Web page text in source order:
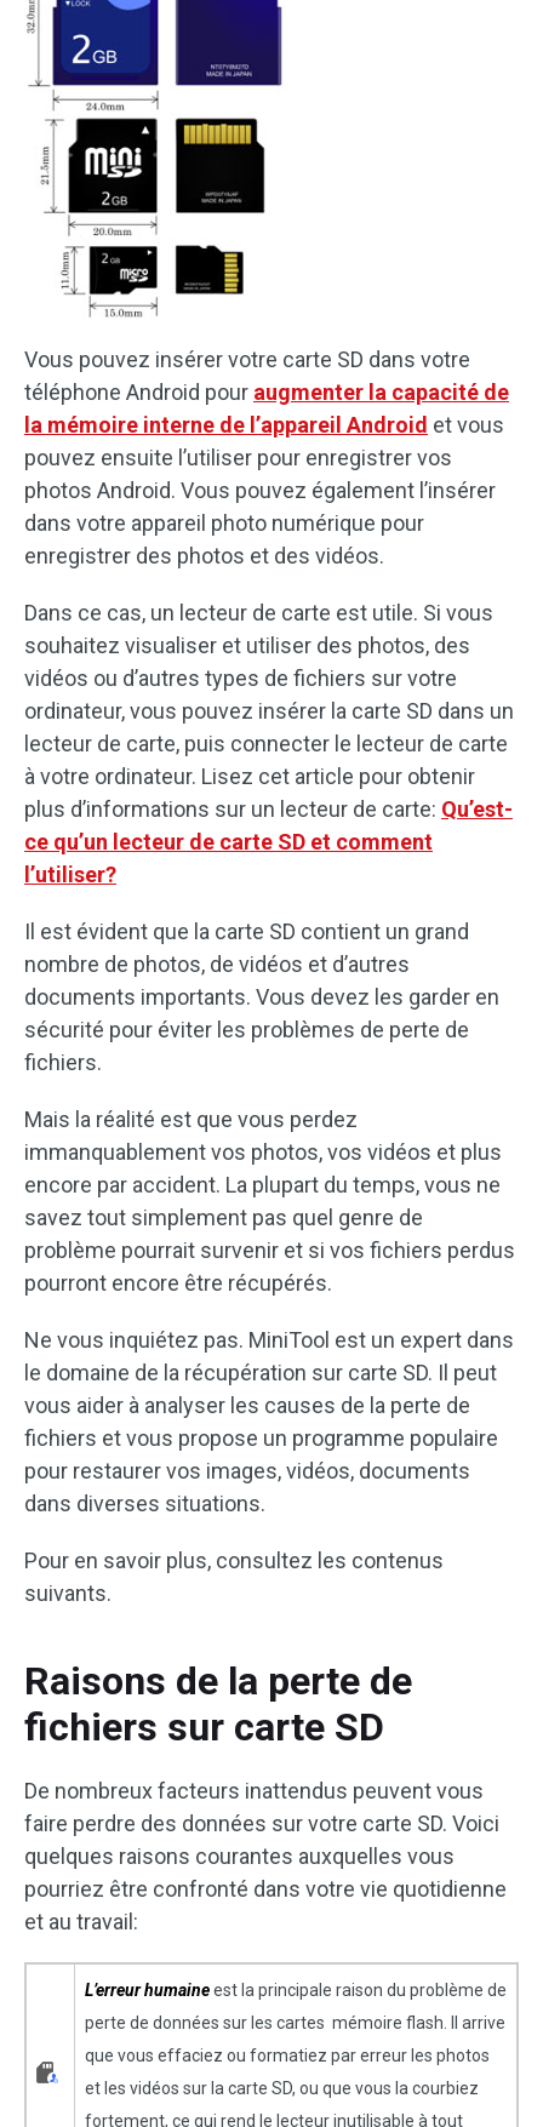
Vous pouvez insérer votre carte SD dans votre
téléphone Android pour augmenter la capacité de
la mémoire interne de l’appareil Android et vous
pouvez ensuite l’utiliser pour enregistrer vos
photos Android. Vous pouvez également l’insérer
dans votre appareil photo numérique pour
enregistrer des photos et des vidéos.
Dans ce cas, un lecteur de carte est utile. Si vous
souhaitez visualiser et utiliser des photos, des
vidéos ou d’autres types de fichiers sur votre
ordinateur, vous pouvez insérer la carte SD dans un
lecteur de carte, puis connecter le lecteur de carte
à votre ordinateur. Lisez cet article pour obtenir
plus d’informations sur un lecteur de carte: Qu’est-
ce qu’un lecteur de carte SD et comment
l’utiliser?
Il est évident que la carte SD contient un grand
nombre de photos, de vidéos et d’autres
documents importants. Vous devez les garder en
sécurité pour éviter les problèmes de perte de
fichiers.
Mais la réalité est que vous perdez
immanquablement vos photos, vos vidéos et plus
encore par accident. La plupart du temps, vous ne
savez tout simplement pas quel genre de
problème pourrait survenir et si vos fichiers perdus
pourront encore être récupérés.
Ne vous inquiétez pas. MiniTool est un expert dans
le domaine de la récupération sur carte SD. Il peut
vous aider à analyser les causes de la perte de
fichiers et vous propose un programme populaire
pour restaurer vos images, vidéos, documents
dans diverses situations.
Pour en savoir plus, consultez les contenus
suivants.
Raisons de la perte de
fichiers sur carte SD
De nombreux facteurs inattendus peuvent vous
faire perdre des données sur votre carte SD. Voici
quelques raisons courantes auxquelles vous
pourriez être confronté dans votre vie quotidienne
et au travail:
L’erreur humaineest la principale raison du problème de
perte de données sur les cartes mémoire flash. Il arrive
que vous effaciez ou formatiez par erreur les photos
et les vidéos sur la carte SD, ou que vous la courbiez
fortement, ce qui rend le lecteur inutilisable à tout